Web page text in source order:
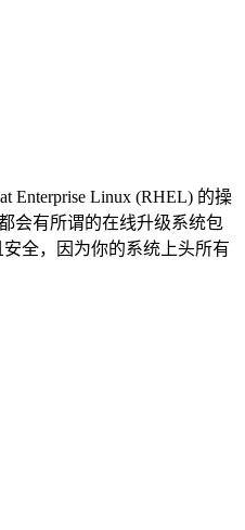
Enterprise Linux (RHEL) 的操
会有所谓的在线升级系统包
安全，因为你的系统上头所有